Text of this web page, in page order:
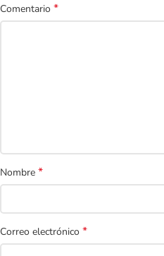
Comentario *
Nombre *
Correo electrónico *